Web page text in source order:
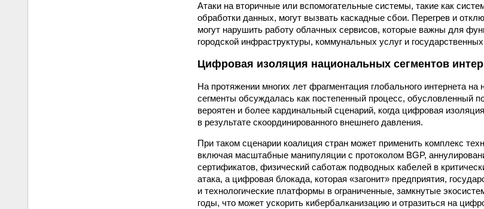
Атаки на вторичные или вспомогательные системы, такие как
обработки данных, могут вызвать каскадные сбои. Перегрев и
могут нарушить работу облачных сервисов, которые важны для
городской инфраструктуры, коммунальных услуг и
Цифровая изоляция национальных сегментов
На протяжении многих лет фрагментация глобального интернета
сегменты обсуждалась как постепенный процесс, обусловленный
вероятен и более кардинальный сценарий, когда цифровая
в результате скоординированного внешнего давления.
При таком сценарии коалиция стран может применить комплекс
включая масштабные манипуляции с протоколом BGP,
сертификатов, физический саботаж подводных кабелей в
атака, а цифровая блокада, которая «загонит» предприятия,
и технологические платформы в ограниченные, замкнутые
годы, что может ускорить кибербалканизацию и отразиться на